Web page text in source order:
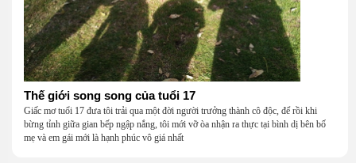
Thế giới song song của tuổi 17
Giấc mơ tuổi 17 đưa tôi trải qua một đời người trưởng thành cô độc, để rồi khi
bừng tỉnh giữa gian bếp ngập nắng, tôi mới vỡ òa nhận ra thực tại bình dị bên bố
mẹ và em gái mới là hạnh phúc vô giá nhất